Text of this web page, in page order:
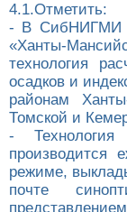
4.1.Отметить:
- В СибНИГМИ
«Ханты-
технология
осадков и
районам
Томской и
- Технология
производится
режиме,
почте